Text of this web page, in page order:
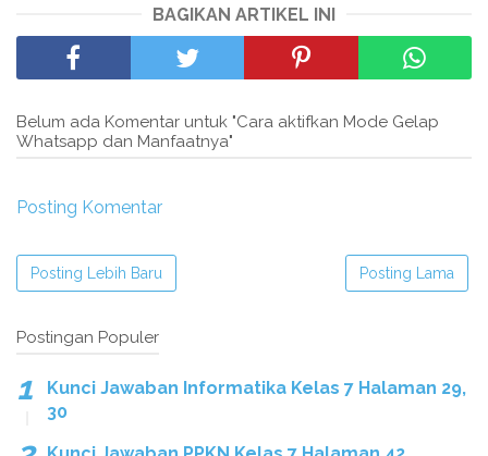
BAGIKAN ARTIKEL INI
Belum ada Komentar untuk "Cara aktifkan Mode Gelap
Whatsapp dan Manfaatnya"
Posting Komentar
Posting Lebih Baru Posting Lama
Postingan Populer
Kunci Jawaban Informatika Kelas 7 Halaman 29,
30